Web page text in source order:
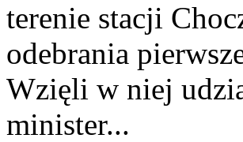
terenie stacji
odebrania
Wzięli w niej
minister...